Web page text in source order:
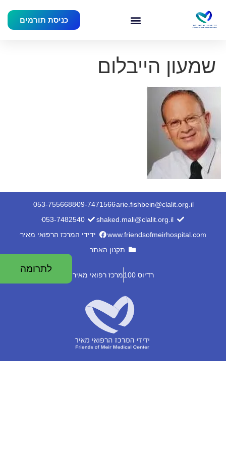
כניסת תורמים
לתרומה
שמעון הייבלום
arie.fishbein@clalit.org.il
09-7471566
053-7556688
shaked.mali@clalit.org.il
053-7482540
www.friendsofmeirhospital.com
ידידי המרכז הרפואי מאיר
תקנון האתר
רדיוס 100 מרכז רפואי מאיר